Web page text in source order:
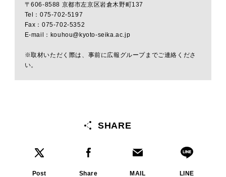
〒606-8588 京都市左京区岩倉木野町137
Tel：075-702-5197
Fax：075-702-5352
E-mail：kouhou@kyoto-seika.ac.jp
※取材いただく際は、事前に広報グループまでご連絡くださ
い。
SHARE
Post Share MAIL LINE